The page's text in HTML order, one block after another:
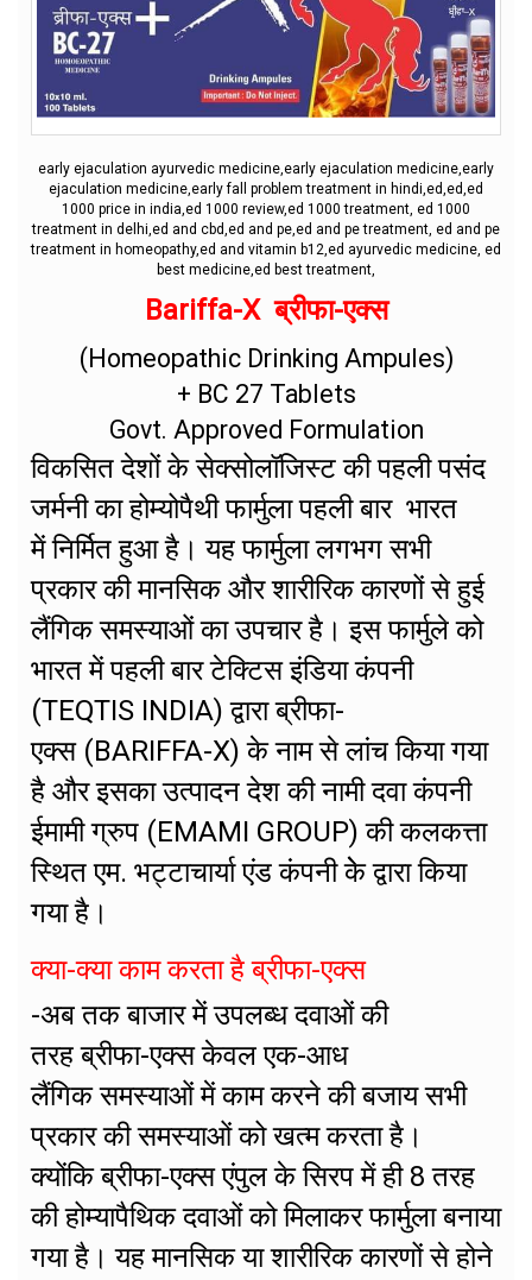
early ejaculation ayurvedic medicine,early ejaculation medicine,early
ejaculation medicine,early fall problem treatment in hindi,ed,ed,ed
1000 price in india,ed 1000 review,ed 1000 treatment, ed 1000
treatment in delhi,ed and cbd,ed and pe,ed and pe treatment, ed and pe
treatment in homeopathy,ed and vitamin b12,ed ayurvedic medicine, ed
best medicine,ed best treatment,
Bariffa-X ब्रीफा-एक्स
(Homeopathic Drinking Ampules)
+ BC 27 Tablets
Govt. Approved Formulation
विकसित देशों के सेक्सोलॉजिस्ट की पहली पसंद
जर्मनी का होम्योपैथी फार्मुला पहली बार भारत
में निर्मित हुआ है। यह फार्मुला लगभग सभी
प्रकार की मानसिक और शारीरिक कारणों से हुई
लैंगिक समस्याओं का उपचार है। इस फार्मुले को
भारत में पहली बार टेक्टिस इंडिया कंपनी
(TEQTIS INDIA) द्वारा ब्रीफा-
एक्स (BARIFFA-X) के नाम से लांच किया गया
है और इसका उत्पादन देश की नामी दवा कंपनी
ईमामी ग्रुप (EMAMI GROUP) की कलकत्ता
स्थित एम. भट्टाचार्या एंड कंपनी केे द्वारा किया
गया है।
क्या-क्या काम करता है ब्रीफा-एक्स
-अब तक बाजार में उपलब्ध दवाओं की
तरह ब्रीफा-एक्स केवल एक-आध
लैंगिक समस्याओं में काम करने की बजाय सभी
प्रकार की समस्याओं को खत्म करता है।
क्योंकि ब्रीफा-एक्स एंपुल के सिरप में ही 8 तरह
की होम्यापैथिक दवाओं को मिलाकर फार्मुला बनाया
गया है। यह मानसिक या शारीरिक कारणों से होने